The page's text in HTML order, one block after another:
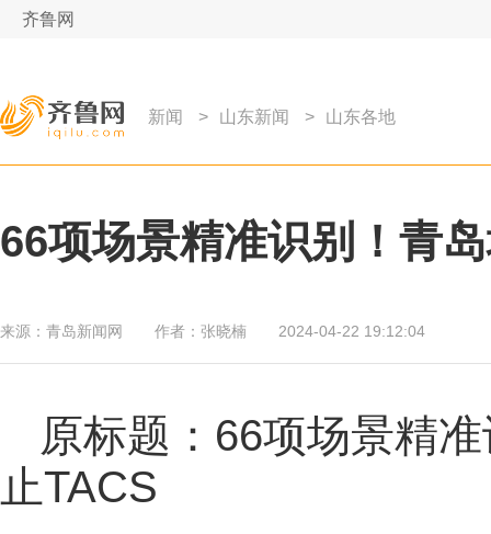
齐鲁网
新闻 > 山东新闻 > 山东各地
66项场景精准识别！青
来源： 青岛新闻网 作者： 张晓楠 2024-04-22 19:12:04
原标题：66项场景精
止TACS